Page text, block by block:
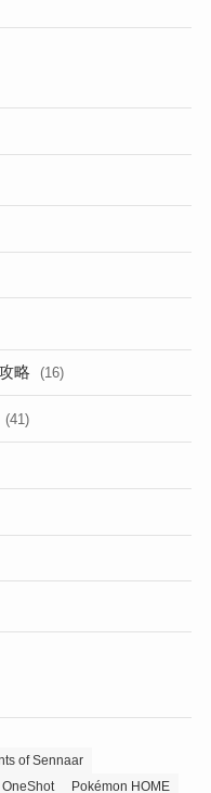
略 (16)
(41)
of Sennaar
OneShot Pokémon HOME